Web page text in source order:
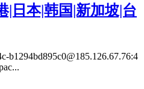
|日本|韩国|新加坡|台
b1294bd895c0@185.126.67.76:4